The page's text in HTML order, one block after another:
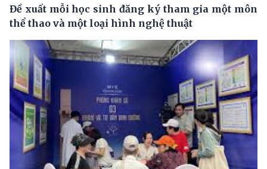
Đề xuất mỗi học sinh đăng ký tham gia một môn
thể thao và một loại hình nghệ thuật